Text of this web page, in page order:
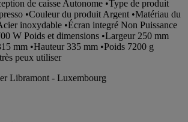
de caisse Autonome •Type de produit
•Couleur du produit Argent •Matériau du
inoxydable •Écran integré Non Puissance
W Poids et dimensions •Largeur 250 mm
mm •Hauteur 335 mm •Poids 7200 g
peux utiliser
Libramont - Luxembourg